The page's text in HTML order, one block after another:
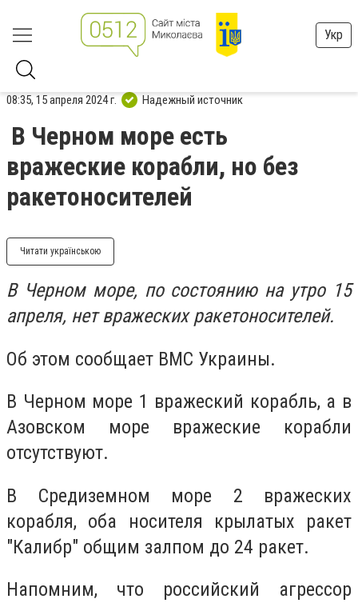
Укр
08:35, 15 апреля 2024 г. Надежный источник
В Черном море есть
вражеские корабли, но без
ракетоносителей
Читати українською
В Черном море, по состоянию на утро 15
апреля, нет вражеских ракетоносителей.
Об этом сообщает ВМС Украины.
В Черном море 1 вражеский корабль, а в
Азовском море вражеские корабли
отсутствуют.
В Средиземном море 2 вражеских
корабля, оба носителя крылатых ракет
"Калибр" общим залпом до 24 ракет.
Напомним, что российский агрессор